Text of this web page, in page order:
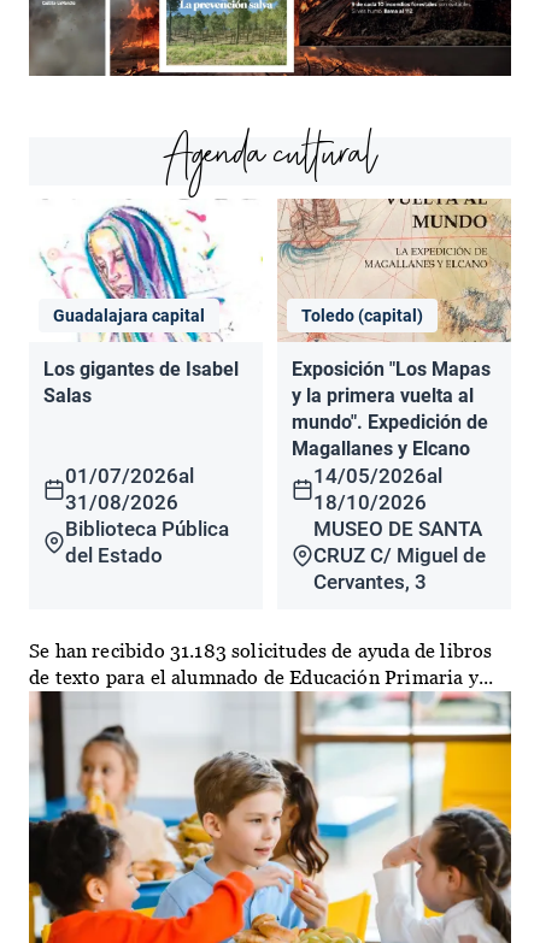
Agenda cultural
Guadalajara capital
Los gigantes de Isabel
Salas
01/07/2026al
31/08/2026
Biblioteca Pública
del Estado
Toledo (capital)
Exposición "Los Mapas
y la primera vuelta al
mundo". Expedición de
Magallanes y Elcano
14/05/2026al
18/10/2026
MUSEO DE SANTA
CRUZ C/ Miguel de
Cervantes, 3
Se han recibido 31.183 solicitudes de ayuda de libros
de texto para el alumnado de Educación Primaria y...